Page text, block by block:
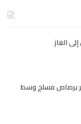
الغاز
برصاص مسلح وسط